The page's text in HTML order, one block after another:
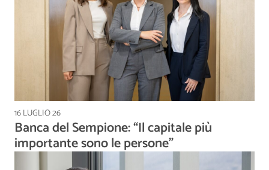
16 LUGLIO 26
Banca del Sempione: “Il capitale più
importante sono le persone”